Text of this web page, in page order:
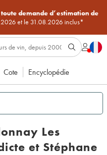
demande d’estimation de
et le 31.08.2026 inclus*
Cote Encyclopédie
Les
et Stéphane